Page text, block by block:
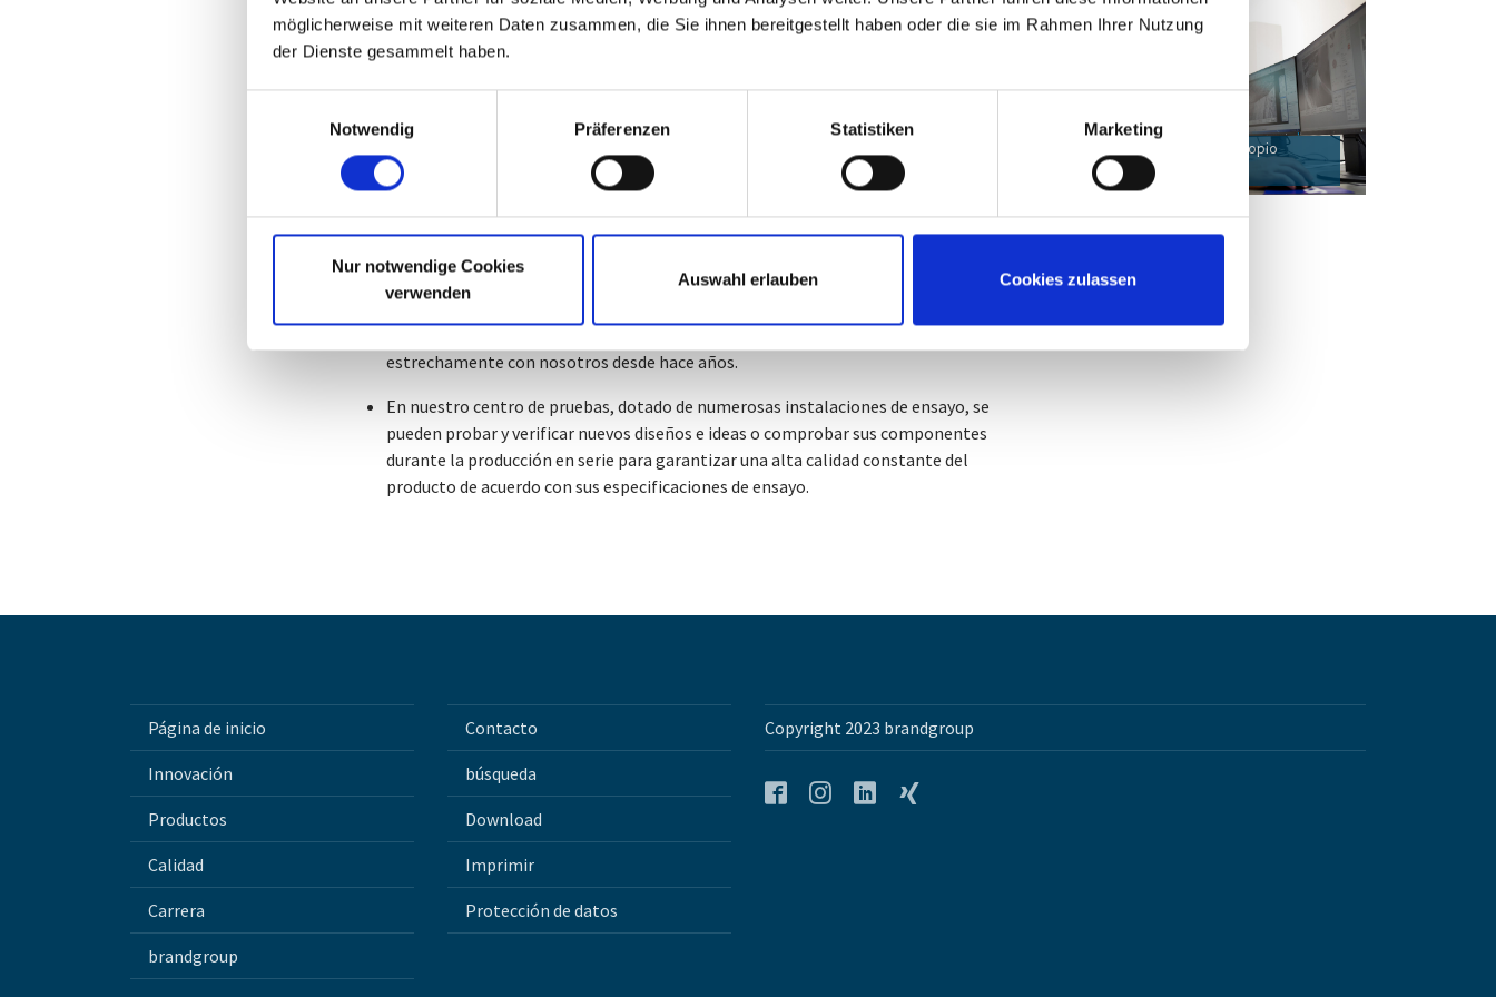
möglicherweise mit weiteren Daten zusammen, die Sie ihnen bereitgestellt haben oder die sie im Rahmen Ihrer Nutzung
der Dienste gesammelt haben.
Notwendig
Präferenzen Statistiken Marketing
Nur notwendige Cookies
verwenden
Auswahl erlauben Cookies zulassen
proyectos de investigación.
Pero también podemos apoyarle en sus desarrollos: invertimos de forma continua y
sostenible en las últimas tecnologías:
Con programas de cálculo desarrollados internamente y métodos de simulación
de última generación (MEF), que incorporan nuestros muchos años de experiencia
y conocimientos, estamos a su lado desde el principio de sus proyectos. De este
modo, el producto puede validarse y diseñarse adecuadamente con antelación.
Gracias a nuestro laboratorio interno de materiales con microscopio electrónico
de barrido, podemos realizar una amplia gama de pruebas sobre el material
estrechamente con nosotros desde hace años.
En nuestro centro de pruebas, dotado de numerosas instalaciones de ensayo, se
pueden probar y verificar nuevos diseños e ideas o comprobar sus componentes
durante la producción en serie para garantizar una alta calidad constante del
producto de acuerdo con sus especificaciones de ensayo.
Tecnología inteligente (microscopio
electrónico de barrido)
Página de inicio
Innovación
Productos
Calidad
Carrera
brandgroup
Contacto
búsqueda
Download
Imprimir
Protección de datos
Copyright 2023 brandgroup